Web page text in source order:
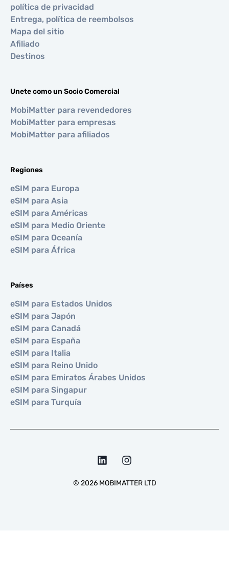
política de privacidad
Entrega, política de reembolsos
Mapa del sitio
Afiliado
Destinos
Unete como un Socio Comercial
MobiMatter para revendedores
MobiMatter para empresas
MobiMatter para afiliados
Regiones
eSIM para Europa
eSIM para Asia
eSIM para Américas
eSIM para Medio Oriente
eSIM para Oceanía
eSIM para África
Países
eSIM para Estados Unidos
eSIM para Japón
eSIM para Canadá
eSIM para España
eSIM para Italia
eSIM para Reino Unido
eSIM para Emiratos Árabes Unidos
eSIM para Singapur
eSIM para Turquía
© 2026MOBIMATTER LTD